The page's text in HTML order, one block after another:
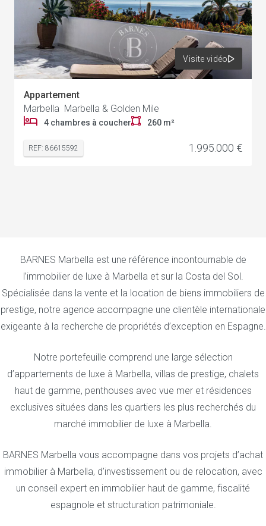
Visite vidéo
Appartement
Marbella Marbella & Golden Mile
4 chambres à coucher 260 m²
REF: 86615592 1.995.000 €
BARNES Marbella est une référence incontournable de
l’immobilier de luxe à Marbella et sur la Costa del Sol.
Spécialisée dans la vente et la location de biens immobiliers de
prestige, notre agence accompagne une clientèle internationale
exigeante à la recherche de propriétés d’exception en Espagne.
Notre portefeuille comprend une large sélection
d’appartements de luxe à Marbella, villas de prestige, chalets
haut de gamme, penthouses avec vue mer et résidences
exclusives situées dans les quartiers les plus recherchés du
marché immobilier de luxe à Marbella.
BARNES Marbella vous accompagne dans vos projets d’achat
immobilier à Marbella, d’investissement ou de relocation, avec
un conseil expert en immobilier haut de gamme, fiscalité
espagnole et structuration patrimoniale.